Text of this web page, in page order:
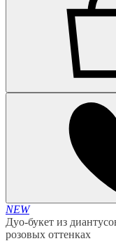
NEW
Дуо-букет из
розовых оттенках